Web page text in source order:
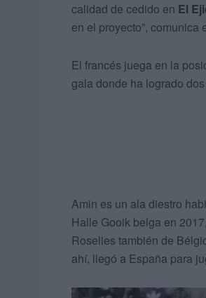
calidad de cedido en El
en el proyecto”,
El francés juega en la
gala donde ha logrado
Amin es un ala diestro
Halle Gooik belga en
Roselies también de
ahí, llegó a España para